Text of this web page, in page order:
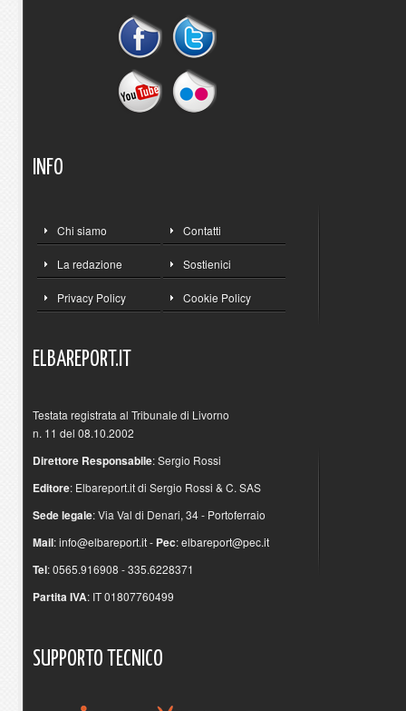
INFO
Chi siamo Contatti
La redazione Sostienici
Privacy Policy Cookie Policy
ELBAREPORT.IT
Testata registrata al Tribunale di Livorno
n. 11 del 08.10.2002
Direttore Responsabile: Sergio Rossi
Editore: Elbareport.it di Sergio Rossi & C. SAS
Sede legale: Via Val di Denari, 34 - Portoferraio
Mail:info@elbareport.it- Pec:elbareport@pec.it
Tel: 0565.916908 - 335.6228371
Partita IVA: IT 01807760499
SUPPORTO TECNICO